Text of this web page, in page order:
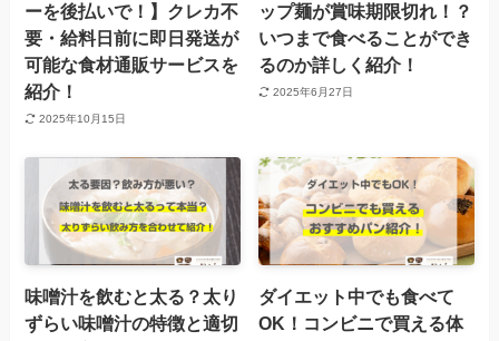
ーを後払いで！】クレカ不
要・給料日前に即日発送が
可能な食材通販サービスを
紹介！
2025年10月15日
ップ麺が賞味期限切れ！？
いつまで食べることができ
るのか詳しく紹介！
2025年6月27日
味噌汁を飲むと太る？太り
ずらい味噌汁の特徴と適切
ダイエット中でも食べて
OK！コンビニで買える体